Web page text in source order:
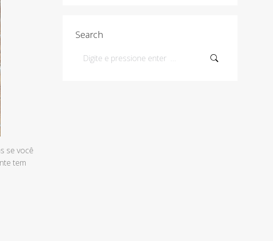
se você
tem
Search
Search: